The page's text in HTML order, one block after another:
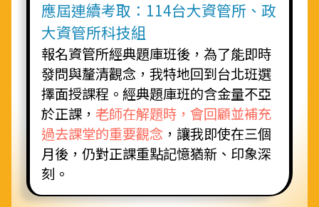
應屆連續考取：114台大資管所、政
大資管所科技組
報名資管所經典題庫班後，為了能即時
發問與釐清觀念，我特地回到台北班選
擇面授課程。經典題庫班的含金量不亞
於正課， 老師在解題時，會回顧並補充
過去課堂的重要觀念 ，讓我即使在三個
月後，仍對正課重點記憶猶新、印象深
刻。